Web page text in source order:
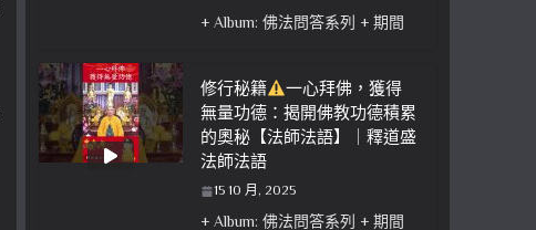
+ Album: 佛法問答系列 + 期間
修行秘籍
一心拜佛，獲得
無量功德：揭開佛教功德積累
的奧秘【法師法語】｜釋道盛
法師法語
15 10 月, 2025
+ Album: 佛法問答系列 + 期間